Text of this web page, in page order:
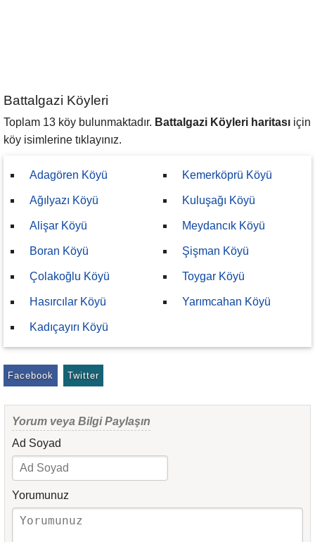
Battalgazi Köyleri
Toplam 13 köy bulunmaktadır. Battalgazi Köyleri haritası için
köy isimlerine tıklayınız.
Adagören Köyü
Ağılyazı Köyü
Alişar Köyü
Boran Köyü
Çolakoğlu Köyü
Hasırcılar Köyü
Kadıçayırı Köyü
Kemerköprü Köyü
Kuluşağı Köyü
Meydancık Köyü
Şişman Köyü
Toygar Köyü
Yarımcahan Köyü
Facebook Twitter
Yorum veya Bilgi Paylaşın
Ad Soyad
Yorumunuz